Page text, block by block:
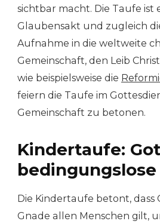
sichtbar macht. Die Taufe ist
Glaubensakt und zugleich
Aufnahme in die weltweite
Gemeinschaft, den Leib
wie beispielsweise die
feiern die Taufe im
Gemeinschaft zu betonen.
Kindertaufe:
bedingungslose
Die Kindertaufe betont, dass
Gnade allen Menschen gilt,